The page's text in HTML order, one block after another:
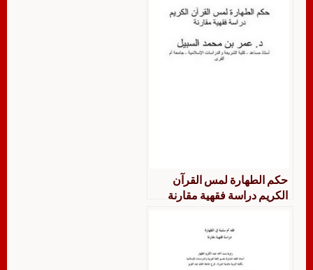
حكم الطهارة لمس القرآن
الكريم دراسة فقهية مقارنة